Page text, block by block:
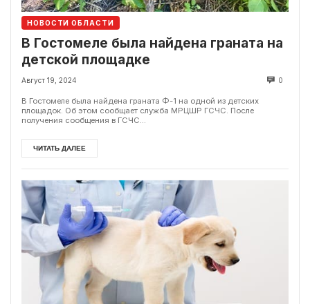
НОВОСТИ ОБЛАСТИ
В Гостомеле была найдена граната на
детской площадке
Август 19, 2024 0
В Гостомеле была найдена граната Ф-1 на одной из детских
площадок. Об этом сообщает служба МРЦШР ГСЧС. После
получения сообщения в ГСЧС...
ЧИТАТЬ ДАЛЕЕ